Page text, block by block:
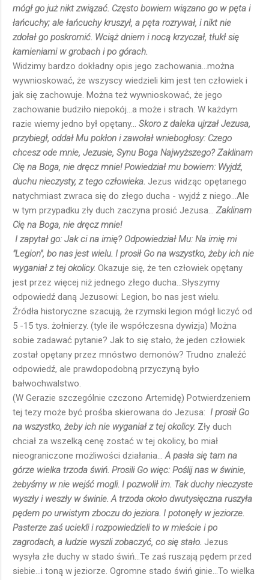
mógł go już nikt związać. Często bowiem wiązano go w pęta i
łańcuchy; ale łańcuchy kruszył, a pęta rozrywał, i nikt nie
zdołał go poskromić. Wciąż dniem i nocą krzyczał, tłukł się
kamieniami w grobach i po górach.
Widzimy bardzo dokładny opis jego zachowania...można
wywnioskować, że wszyscy wiedzieli kim jest ten człowiek i
jak się zachowuje. Można też wywnioskować, że jego
zachowanie budziło niepokój...a może i strach. W każdym
razie wiemy jedno był opętany...
Skoro z daleka ujrzał Jezusa,
przybiegł, oddał Mu pokłon i zawołał wniebogłosy: Czego
chcesz ode mnie, Jezusie, Synu Boga Najwyższego? Zaklinam
Cię na Boga, nie dręcz mnie! Powiedział mu bowiem: Wyjdź,
duchu nieczysty, z tego człowieka. Jezus widząc opętanego
natychmiast zwraca się do złego ducha - wyjdź z niego...Ale
w tym przypadku zły duch zaczyna prosić Jezusa...
Zaklinam
Cię na Boga, nie dręcz mnie!
I zapytał go: Jak ci na imię? Odpowiedział Mu: Na imię mi
"Legion", bo nas jest wielu. I prosił Go na wszystko, żeby ich nie
wyganiał z tej okolicy. Okazuje się, że ten człowiek opętany
jest przez więcej niż jednego złego ducha...Słyszymy
odpowiedź daną Jezusowi: Legion, bo nas jest wielu.
Źródła historyczne szacują, że rzymski legion mógł liczyć od
5 -15 tys. żołnierzy. (tyle ile współczesna dywizja) Można
sobie zadawać pytanie? Jak to się stało, że jeden człowiek
został opętany przez mnóstwo demonów? Trudno znaleźć
odpowiedź, ale prawdopodobną przyczyną było
bałwochwalstwo.
(W Gerazie szczególnie czczono Artemidę) Potwierdzeniem
tej tezy może być prośba skierowana do Jezusa: I prosił Go
na wszystko, żeby ich nie wyganiał z tej okolicy. Zły duch
chciał za wszelką cenę zostać w tej okolicy, bo miał
nieograniczone możliwości działania...
A pasła się tam na
górze wielka trzoda świń. Prosili Go więc: Poślij nas w świnie,
żebyśmy w nie wejść mogli. I pozwolił im. Tak duchy nieczyste
wyszły i weszły w świnie. A trzoda około dwutysięczna ruszyła
pędem po urwistym zboczu do jeziora. I potonęły w jeziorze.
Pasterze zaś uciekli i rozpowiedzieli to w mieście i po
zagrodach, a ludzie wyszli zobaczyć, co się stało. Jezus
wysyła złe duchy w stado świń...Te zaś ruszają pędem przed
siebie...i toną w jeziorze. Ogromne stado świń ginie...To wielka